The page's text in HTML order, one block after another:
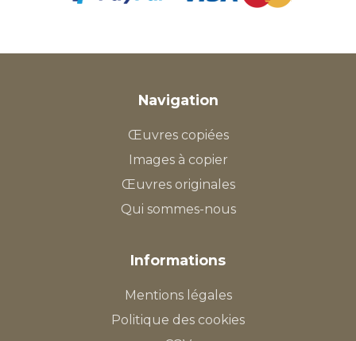
Navigation
Œuvres copiées
Images à copier
Œuvres originales
Qui sommes-nous
Informations
Mentions légales
Politique des cookies